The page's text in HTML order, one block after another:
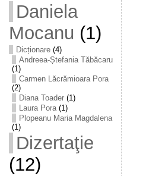
Daniela
Mocanu (1)
Dicționare(4)
Andreea-Ștefania Tăbăcaru
(1)
Carmen Lăcrămioara Pora
(2)
Diana Toader(1)
Laura Pora(1)
Plopeanu Maria Magdalena
(1)
Dizertaţie
(12)